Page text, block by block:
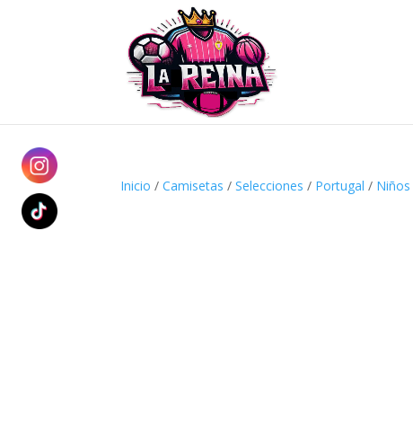
Inicio /Camisetas /Selecciones / Portugal / Niños